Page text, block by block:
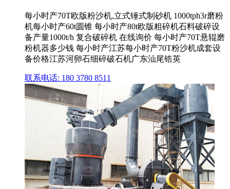
每小时产70T欧版粉沙机,立式锤式制砂机 1000tph3r磨粉
机每小时产60t圆锥 每小时产80t欧版粗碎机石料破碎设
备产量1000t/h 复合破碎机 在线询价 每小时产70T悬辊磨
粉机器多少钱 每小时产江苏每小时产70T粉沙机成套设
备价格江苏河卵石细碎破石机广东汕尾锆英
联系电话: 180 3780 8511